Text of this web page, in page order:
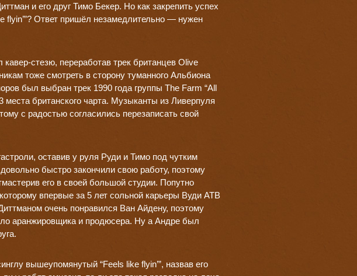
и его друг Тимо Бекер. Но как закрепить успех
flyin’”? Ответ пришёл незамедлительно — нужен
стезю, переработав трек британцев Olive
тоже смотреть в сторону туманного Альбиона
был выбран трек 1990 года группы The Farm “All
британского чарта. Музыканты из Ливерпуля
с радостью согласились перезаписать свой
оставив у руля Руди и Тимо под чутким
быстро закончили свою работу, поэтому
его в своей большой студии. Попутно
впервые за 5 лет сольной карьеры Вуди ATB
очень понравился Ван Айдену, поэтому
аранжировщика и продюсера. Ну а Андре был
вышеупомянутый “Feels like flyin’”, назвав его